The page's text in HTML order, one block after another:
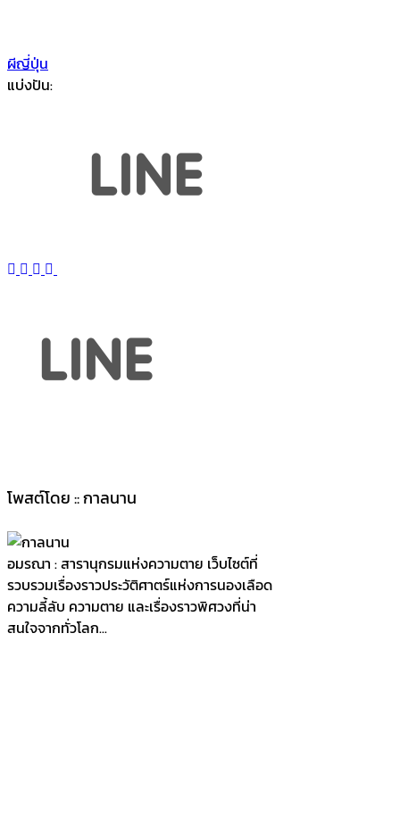
ผีญี่ปุ่น
แบ่งปัน:
โพสต์โดย :: กาลนาน
อมรณา : สารานุกรมแห่งความตาย เว็บไซต์ที่
รวบรวมเรื่องราวประวัติศาตร์แห่งการนองเลือด
ความลี้ลับ ความตาย และเรื่องราวพิศวงที่น่า
สนใจจากทั่วโลก...